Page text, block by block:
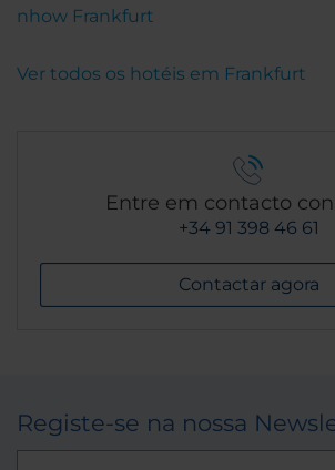
nhow Frankfurt
Ver todos os hotéis em Frankfurt
Entre em contacto
+34 91 398 46 61
Contactar agora
Registe-se na nossa